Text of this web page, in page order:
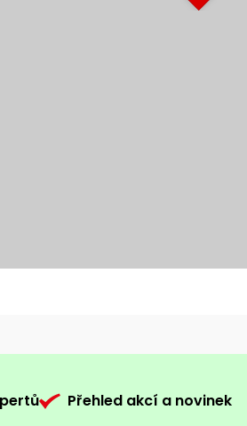
Přehled akcí a novinek